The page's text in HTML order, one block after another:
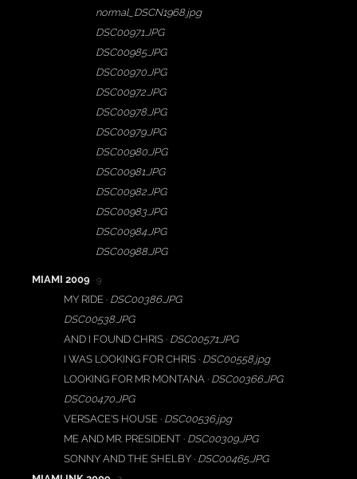
normal_DSCN1968.jpg
DSC00971.JPG
DSC00985.JPG
DSC00970.JPG
DSC00972.JPG
DSC00978.JPG
DSC00979.JPG
DSC00980.JPG
DSC00981.JPG
DSC00982.JPG
DSC00983.JPG
DSC00984.JPG
DSC00988.JPG
MIAMI 2009 · 9
MY RIDE · DSC00386.JPG
DSC00538.JPG
AND I FOUND CHRIS · DSC00571.JPG
I WAS LOOKING FOR CHRIS · DSC00558.jpg
LOOKING FOR MR MONTANA · DSC00366.JPG
DSC00470.JPG
VERSACE'S HOUSE · DSC00536.jpg
ME AND MR. PRESIDENT · DSC00309.JPG
SONNY AND THE SHELBY · DSC00465.JPG